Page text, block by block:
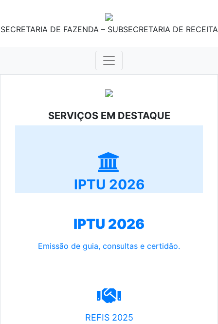
SECRETARIA DE FAZENDA – SUBSECRETARIA DE RECEITA
SERVIÇOS EM DESTAQUE
IPTU 2026
IPTU 2026
Emissão de guia, consultas e certidão.
REFIS 2025